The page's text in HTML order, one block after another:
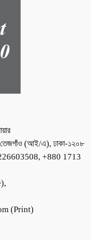
তেজগাঁও (আই/এ), ঢাকা-১২০৮
+880 1713
(Print)